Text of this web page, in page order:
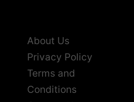
About Us
Privacy Policy
Terms and
Conditions